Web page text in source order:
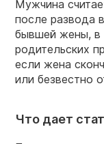
Мужчина
после развода
бывшей жены, в
родительских
если жена
или безвестно
Что дает